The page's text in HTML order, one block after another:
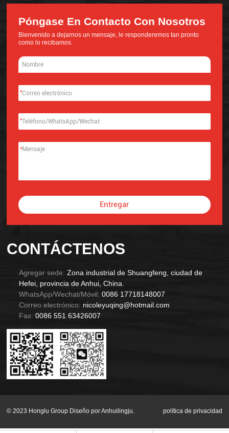
CONTÁCTENOS
Agregar sede: Zona industrial de Shuangfeng, ciudad de
Hefei, provincia de Anhui, China.
WhatsApp/Wechat/Móvil: 0086 17718148007
Correo electrónico: nicoleyuqing@hotmail.com
Fax: 0086 551 63426007
Póngase En Contacto Con Nosotros
Bienvenido a dejarnos un mensaje, le responderemos tan pronto
como lo recibamos.
*
*
*
Entregar
© 2023 Honglu Group Diseño por Anhuilingju. política de privacidad